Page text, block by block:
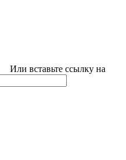
Или вставьте ссылку на